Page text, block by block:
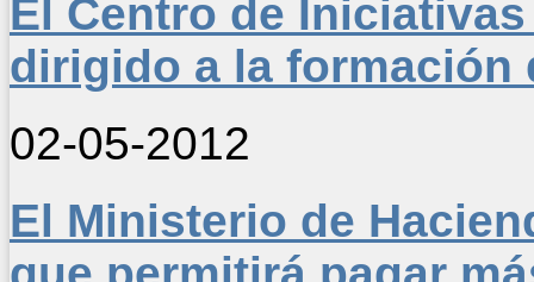
El Centro de
dirigido a la formación
02-05-2012
El Ministerio de